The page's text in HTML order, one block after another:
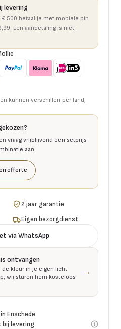
levering
€ 500 betaal je met mobiele pin
Een aanbetaling is niet
kunnen verschillen per land,
vraag vrijblijvend een setprijs
aan.
offerte
2 jaar garantie
Eigen bezorgdienst
via WhatsApp
ontvangen
kleur in je eigen licht.
wij sturen hem kosteloos
→
Enschede
levering